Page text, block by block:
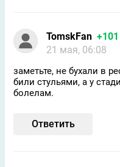
TomskFan +101
21 мая, 06:08
заметьте, не бухали в
били стульями, а у
болелам.
Ответить